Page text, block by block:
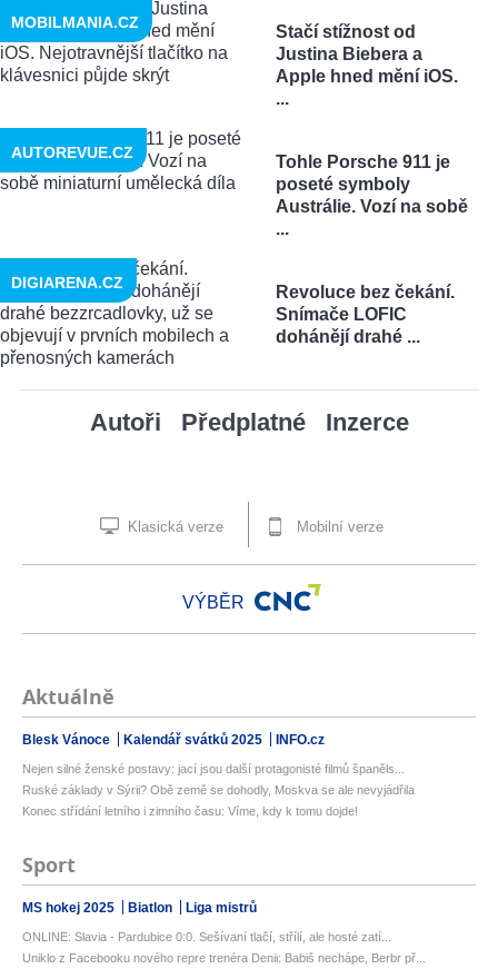
Stačí stížnost od
Justina Biebera a
Apple hned mění iOS.
...
MOBILMANIA.CZ
Tohle Porsche 911 je
poseté symboly
Austrálie. Vozí na sobě
...
AUTOREVUE.CZ
Revoluce bez čekání.
Snímače LOFIC
dohánějí drahé ...
DIGIARENA.CZ
Autoři Předplatné Inzerce
Klasická verze Mobilní verze
VÝBĚR
Aktuálně
Blesk Vánoce Kalendář svátků 2025 INFO.cz
Nejen silné ženské postavy: jací jsou další protagonisté filmů španěls...
Ruské základy v Sýrii? Obě země se dohodly, Moskva se ale nevyjádřila
Konec střídání letního i zimního času: Víme, kdy k tomu dojde!
Sport
MS hokej 2025 Biatlon Liga mistrů
ONLINE: Slavia - Pardubice 0:0. Sešívaní tlačí, střílí, ale hosté zatí...
Uniklo z Facebooku nového repre trenéra Denii: Babiš nechápe, Berbr př...